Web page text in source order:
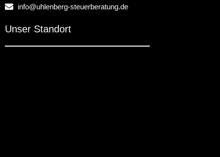
info@uhlenberg-steuerberatung.de
Unser Standort